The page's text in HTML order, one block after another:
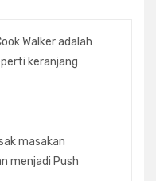
Walker adalah
keranjang
masakan
menjadi Push